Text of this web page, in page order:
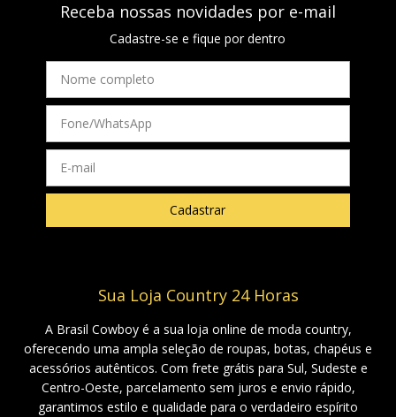
Receba nossas novidades por e-mail
Cadastre-se e fique por dentro
Sua Loja Country 24 Horas
A Brasil Cowboy é a sua loja online de moda country,
oferecendo uma ampla seleção de roupas, botas, chapéus e
acessórios autênticos. Com frete grátis para Sul, Sudeste e
Centro-Oeste, parcelamento sem juros e envio rápido,
garantimos estilo e qualidade para o verdadeiro espírito